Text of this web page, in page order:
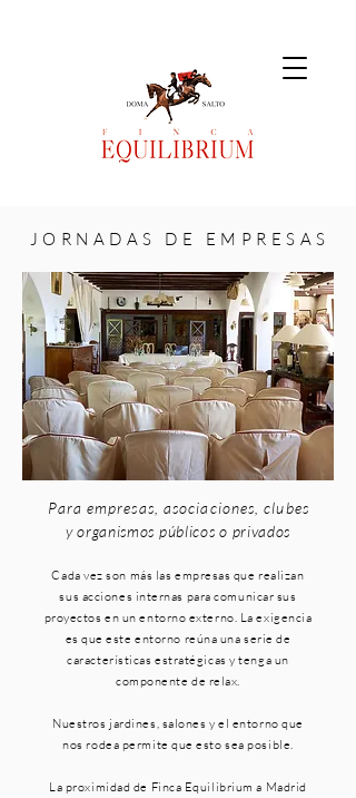
J O R N A D A S D E E M P R E S A S
Para empresas, asociaciones, clubes
y organismos públicos o privados
Cada vez son más las empresas que realizan
sus acciones internas para comunicar sus
proyectos en un entorno externo. La exigencia
es que este entorno reúna una serie de
características estratégicas y tenga un
componente de relax.
Nuestros jardines, salones y el entorno que
nos rodea permite que esto sea posible.
La proximidad de Finca Equilibrium a Madrid